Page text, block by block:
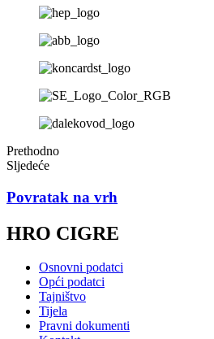
Prethodno
Sljedeće
Povratak na vrh
HRO CIGRE
Osnovni podatci
Opći podatci
Tajništvo
Tijela
Pravni dokumenti